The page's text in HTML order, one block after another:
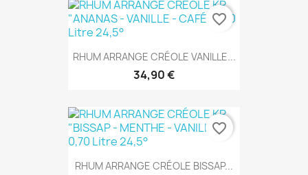
RHUM ARRANGE CRÉOLE VANILLE...
34,90 €
favorite_border
RHUM ARRANGE CRÉOLE BISSAP...
favorite_border